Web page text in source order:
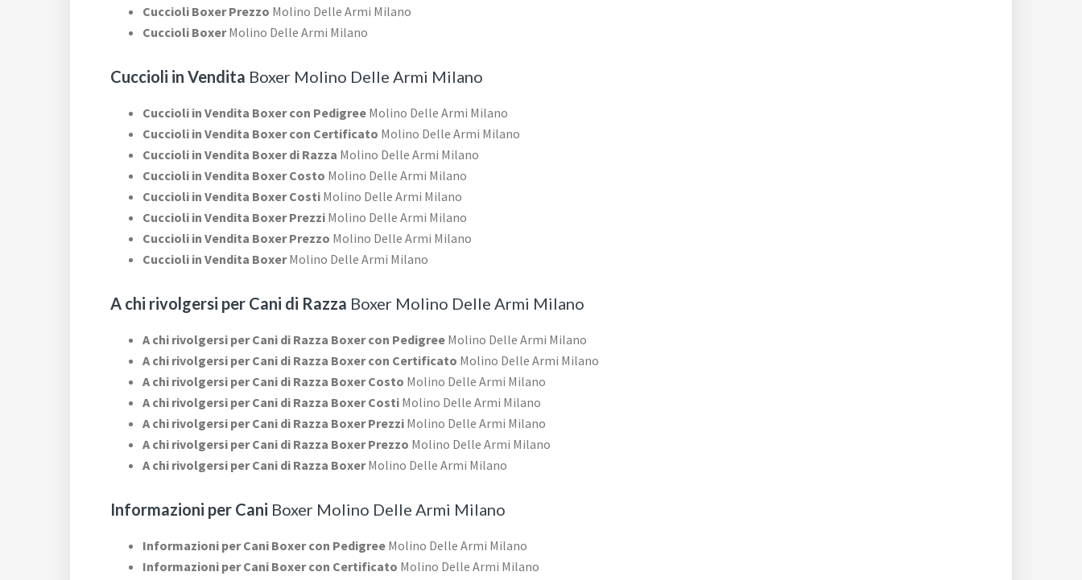
Cuccioli Boxer Prezzo Molino Delle Armi Milano
Cuccioli BoxerMolino Delle Armi Milano
Cuccioli in Vendita Boxer Molino Delle Armi Milano
Cuccioli in Vendita Boxer con Pedigree Molino Delle Armi Milano
Cuccioli in Vendita Boxer con Certificato Molino Delle Armi Milano
Cuccioli in Vendita Boxer di Razza Molino Delle Armi Milano
Cuccioli in Vendita Boxer Costo Molino Delle Armi Milano
Cuccioli in Vendita Boxer Costi Molino Delle Armi Milano
Cuccioli in Vendita Boxer Prezzi Molino Delle Armi Milano
Cuccioli in Vendita Boxer Prezzo Molino Delle Armi Milano
Cuccioli in Vendita BoxerMolino Delle Armi Milano
A chi rivolgersi per Cani di Razza Boxer Molino Delle Armi Milano
A chi rivolgersi per Cani di Razza Boxer con Pedigree Molino Delle Armi Milano
A chi rivolgersi per Cani di Razza Boxer con Certificato Molino Delle Armi Milano
A chi rivolgersi per Cani di Razza Boxer Costo Molino Delle Armi Milano
A chi rivolgersi per Cani di Razza Boxer Costi Molino Delle Armi Milano
A chi rivolgersi per Cani di Razza Boxer Prezzi Molino Delle Armi Milano
A chi rivolgersi per Cani di Razza Boxer Prezzo Molino Delle Armi Milano
A chi rivolgersi per Cani di Razza BoxerMolino Delle Armi Milano
Informazioni per Cani Boxer Molino Delle Armi Milano
Informazioni per Cani Boxer con Pedigree Molino Delle Armi Milano
Informazioni per Cani Boxer con Certificato Molino Delle Armi Milano